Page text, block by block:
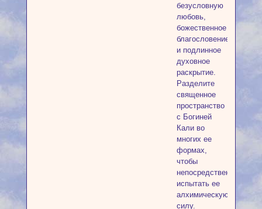
безусловную
любовь,
божественное
благословение
и подлинное
духовное
раскрытие.
Разделите
священное
пространство
с Богиней
Кали во
многих ее
формах,
чтобы
непосредственно
испытать ее
алхимическую
силу.